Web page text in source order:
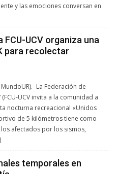
y las emociones conversan en
FCU-UCV organiza una
para recolectar
La Federación de
UCV invita a la comunidad a
nocturna recreacional «Unidos
de 5 kilómetros tiene como
afectados por los sismos,
temporales en